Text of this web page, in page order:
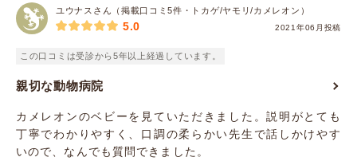
ユウナスさん（掲載口コミ5件・トカゲ/ヤモリ/カメレオン）
2021年06月投稿
5.0
この口コミは受診から5年以上経過しています。
親切な動物病院
カメレオンのベビーを見ていただきました。説明がとても
丁寧でわかりやすく、口調の柔らかい先生で話しかけやす
いので、なんでも質問できました。